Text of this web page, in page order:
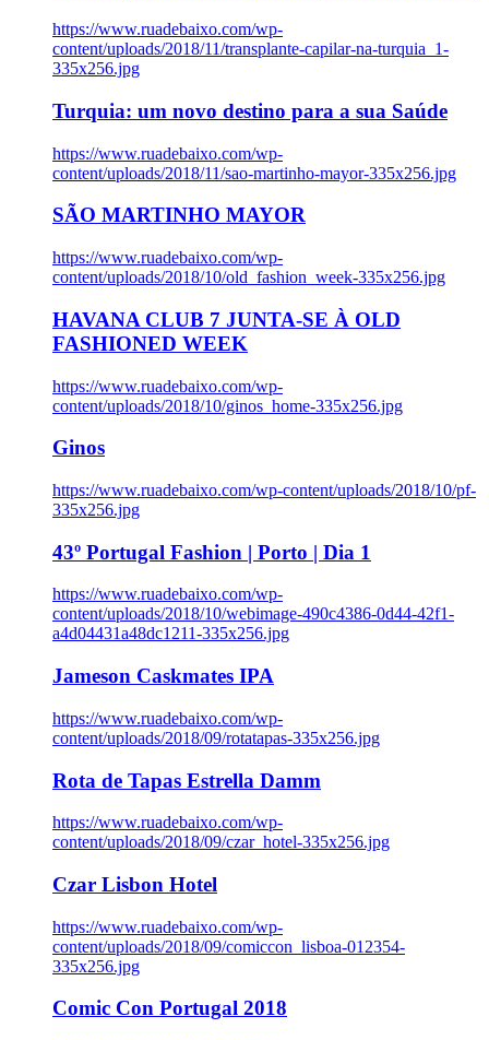
https://www.ruadebaixo.com/wp-
content/uploads/2018/11/transplante-capilar-na-turquia_1-
335x256.jpg
Turquia: um novo destino para a sua Saúde
https://www.ruadebaixo.com/wp-
content/uploads/2018/11/sao-martinho-mayor-335x256.jpg
SÃO MARTINHO MAYOR
https://www.ruadebaixo.com/wp-
content/uploads/2018/10/old_fashion_week-335x256.jpg
HAVANA CLUB 7 JUNTA-SE À OLD
FASHIONED WEEK
https://www.ruadebaixo.com/wp-
content/uploads/2018/10/ginos_home-335x256.jpg
Ginos
https://www.ruadebaixo.com/wp-content/uploads/2018/10/pf-
335x256.jpg
43º Portugal Fashion | Porto | Dia 1
https://www.ruadebaixo.com/wp-
content/uploads/2018/10/webimage-490c4386-0d44-42f1-
a4d04431a48dc1211-335x256.jpg
Jameson Caskmates IPA
https://www.ruadebaixo.com/wp-
content/uploads/2018/09/rotatapas-335x256.jpg
Rota de Tapas Estrella Damm
https://www.ruadebaixo.com/wp-
content/uploads/2018/09/czar_hotel-335x256.jpg
Czar Lisbon Hotel
https://www.ruadebaixo.com/wp-
content/uploads/2018/09/comiccon_lisboa-012354-
335x256.jpg
Comic Con Portugal 2018